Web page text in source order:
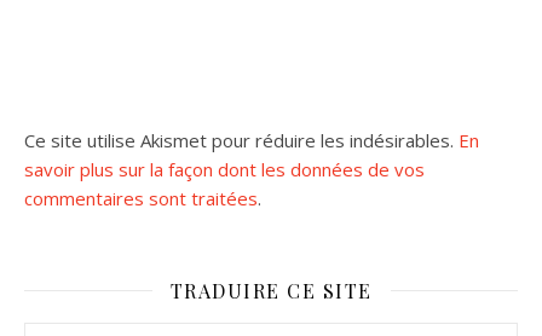
Ce site utilise Akismet pour réduire les indésirables. En
savoir plus sur la façon dont les données de vos
commentaires sont traitées.
TRADUIRE CE SITE